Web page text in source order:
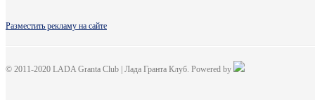
Разместить рекламу на сайте
© 2011-2020 LADA Granta Club | Лада Гранта Клуб. Powered by